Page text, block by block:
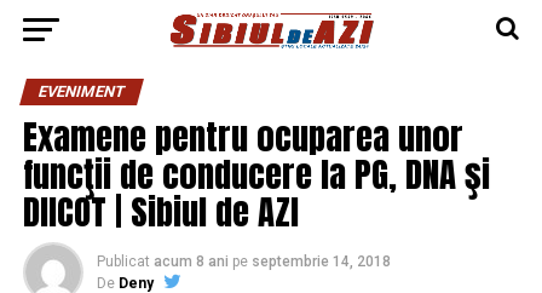
EVENIMENT
Examene pentru ocuparea unor
funcţii de conducere la PG, DNA şi
DIICOT | Sibiul de AZI
Publicat acum 8 ani pe septembrie 14, 2018
De Deny